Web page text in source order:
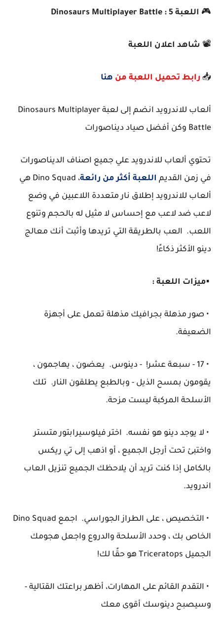
🎮 اللعبة 5 : Dinosaurs Multiplayer Battle
📽️ شاهد اعلان اللعبة
📥 رابط تحميل اللعبة من هنا
ألعاب للاندرويد انضم إلى لعبة Dinosaurs Multiplayer
Battle وكن أفضل صياد ديناصورات
تحتوي ألعاب للاندرويد علي جميع اصناف الديناصورات
في زمن القديم اللعبة أكثر من رائعة
، Dino Squad هي
ألعاب للاندرويد إطلاق نار متعددة اللاعبين في وضع
لاعب ضد لاعب مع إحساس لا مثيل له بالحجم وتنوع
اللعب. العب بالطريقة التي تريدها وأثبت أنك معالج
دينو الأكثر ذكاءً!
▪️ميزات اللعبة :
• صور مذهلة بجرافيك مذهلة تعمل على أجهزة
الضعيفة.
• 17 - سبعة عشر! - دينوس. يعضون ، يهاجمون ،
يقومون بمسح الذيل - وبالطبع يطلقون النار. تلك
الأسلحة المركبة ليست مزحة.
• لا يوجد دينو هو نفسه. اختر فيلوسيرابتور متستر
واختبئ تحت أرجل الجميع ، أو اذهب إلى تي ريكس
بالكامل إذا كنت تريد أن يلاحظك الجميع تنزيل العاب
اندرويد.
• التخصيص ، على الطراز الجوراسي. اجمع Dino Squad
الخاص بك ، وحدد الأسلحة والدروع واجعل هجومك
الجميل Triceratops هو حقًا لك!
• التقدم القائم على المهارات، أظهر براعتك القتالية -
وسيصبح دينوسك أقوى معك